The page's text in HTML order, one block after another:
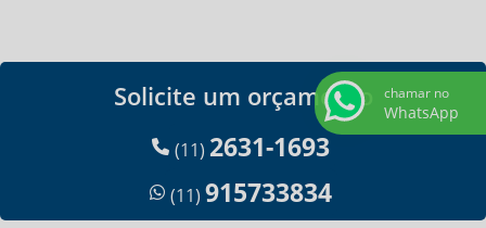
Solicite um orçamento
(11) 2631-1693
(11) 915733834
chamar no
WhatsApp